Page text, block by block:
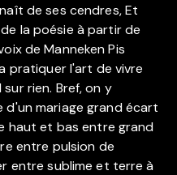
de ses cendres, Et
la poésie à partir de
de Manneken Pis
pratiquer l'art de vivre
rien. Bref, on y
d'un mariage grand écart
haut et bas entre grand
entre pulsion de
entre sublime et terre à